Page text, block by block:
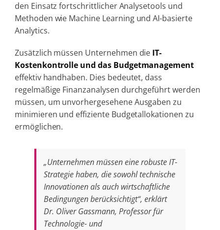
den Einsatz fortschrittlicher Analysetools und
Methoden wie Machine Learning und AI-basierte
Analytics.
Zusätzlich müssen Unternehmen die IT-
Kostenkontrolle und das Budgetmanagement
effektiv handhaben. Dies bedeutet, dass
regelmäßige Finanzanalysen durchgeführt werden
müssen, um unvorhergesehene Ausgaben zu
minimieren und effiziente Budgetallokationen zu
ermöglichen.
„Unternehmen müssen eine robuste IT-
Strategie haben, die sowohl technische
Innovationen als auch wirtschaftliche
Bedingungen berücksichtigt“, erklärt
Dr. Oliver Gassmann, Professor für
Technologie- und